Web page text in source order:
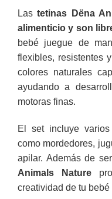
Lastetinas Dëna
alimenticio y son
bebé juegue de
flexibles, resistentes
colores naturales
ayudando a
motoras finas.
El set incluye
como mordedores,
apilar. Además de
Animals Nature
creatividad de tu